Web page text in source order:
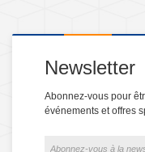
Newsletter
Abonnez-vous pour
événements et offres